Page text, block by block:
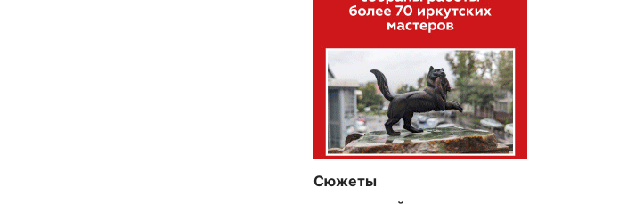
Сюжеты